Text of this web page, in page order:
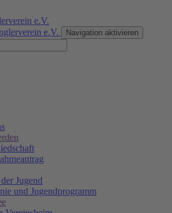
e.V.
Navigation aktivieren
Jugend
und Jugendprogramm